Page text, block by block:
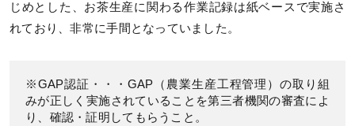
じめとした、お茶生産に関わる作業記録は紙ベースで実施さ
れており、非常に手間となっていました。
※GAP認証・・・GAP（農業生産工程管理）の取り組
みが正しく実施されていることを第三者機関の審査によ
り、確認・証明してもらうこと。